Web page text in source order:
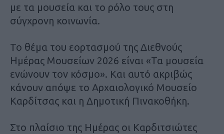
με τα μουσεία και το ρόλο τους στη
σύγχρονη κοινωνία.
Το θέμα του εορτασμού της Διεθνούς
Ημέρας Μουσείων 2026 είναι «Τα μουσεία
ενώνουν τον κόσμο». Και αυτό ακριβώς
κάνουν απόψε το Αρχαιολογικό Μουσείο
Καρδίτσας και η Δημοτική Πινακοθήκη.
Στο πλαίσιο της Ημέρας οι Καρδιτσιώτες